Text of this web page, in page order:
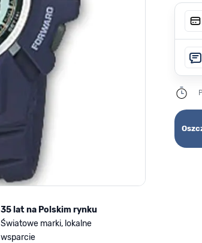
35 lat na Polskim rynku
Światowe marki, lokalne
wsparcie